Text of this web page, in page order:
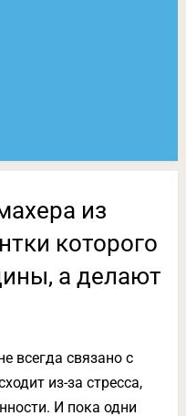
из
которого
а делают
всегда связано с
из-за стресса,
И пока одни